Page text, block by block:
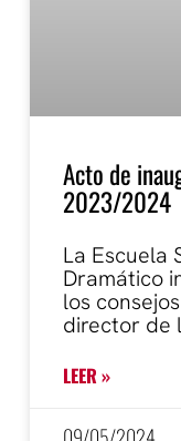
Acto de
2023/2024
La Escuela
Dramático
los
director de
LEER »